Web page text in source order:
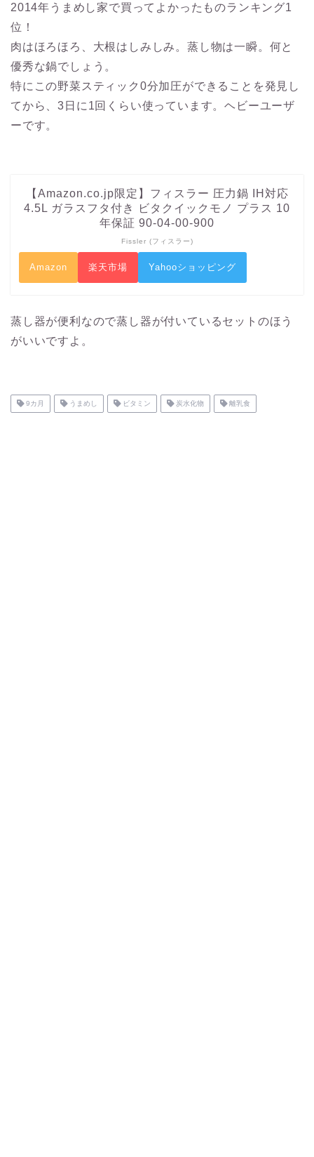
2014年うまめし家で買ってよかったものランキング1
位！
肉はほろほろ、大根はしみしみ。蒸し物は一瞬。何と
優秀な鍋でしょう。
特にこの野菜スティック0分加圧ができることを発見し
てから、3日に1回くらい使っています。ヘビーユーザ
ーです。
【Amazon.co.jp限定】フィスラー 圧力鍋 IH対応
4.5L ガラスフタ付き ビタクイックモノ プラス 10
年保証 90-04-00-900
Fissler (フィスラー)
Amazon 楽天市場 Yahooショッピング
蒸し器が便利なので蒸し器が付いているセットのほう
がいいですよ。
9カ月 うまめし ビタミン 炭水化物 離乳食